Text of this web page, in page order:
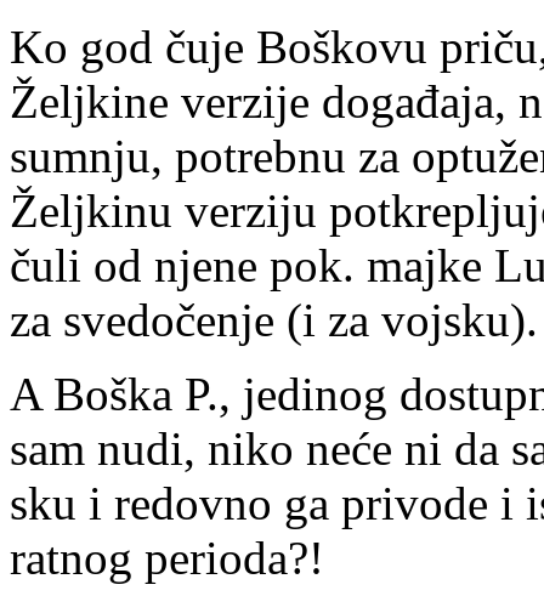
Ko god ču­je Bo­ško­vu
Želj­ki­ne ver­zi­je do­ga­đa­ja,
sum­nju, po­treb­nu za
Želj­ki­nu ver­zi­ju
ču­li od nje­ne pok. maj­ke
za sve­do­če­nje (i za voj­sku).
A Bo­ška P., je­di­nog
sam nu­di, ni­ko ne­će ni da
sku i re­dov­no ga pri­vo­de i
rat­nog pe­ri­o­da?!